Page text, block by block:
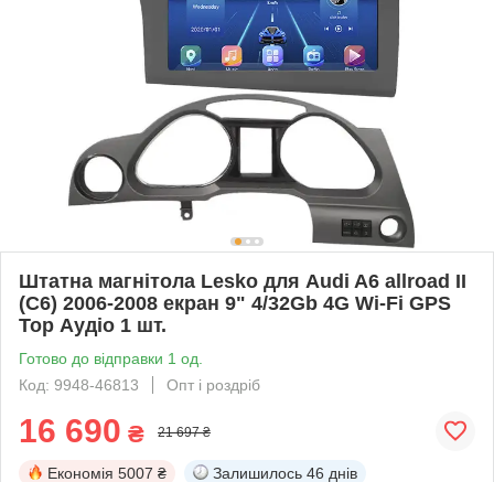
Штатна магнітола Lesko для Audi A6 allroad II
(C6) 2006-2008 екран 9" 4/32Gb 4G Wi-Fi GPS
Top Аудіо 1 шт.
Готово до відправки 1 од.
Код: 9948-46813
Опт і роздріб
16 690 ₴ 21 697 ₴
Економія 5007 ₴ Залишилось 46 днів